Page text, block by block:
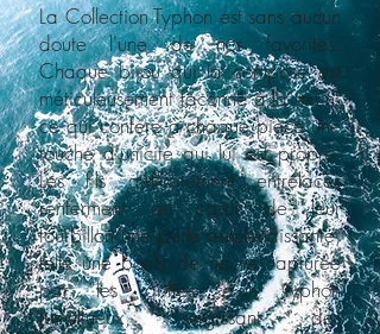
La Collection Typhon est sans aucun
doute l'une de nos favorites.
Chaque bijou qui la compose est
méticuleusement façonné à la main,
ce qui confère à chaque pièce une
touche d'unicité qui lui est propre.
Les fils délicatement entrelacés
renferment au cœur de leur
tourbillon une perle resplendissante,
telle une boule de nacre capturée
par les griffes d'un typhon
tumultueux, surgissant des